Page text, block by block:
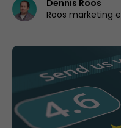
Dennis Roos
Roos marketing